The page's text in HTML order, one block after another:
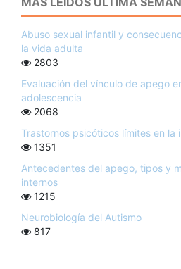
Abuso sexual infantil y
la vida adulta
2803
Evaluación del vínculo de apego
adolescencia
2068
Trastornos psicóticos límites en la
1351
Antecedentes del apego, tipos y
internos
1215
Neurobiología del Autismo
817